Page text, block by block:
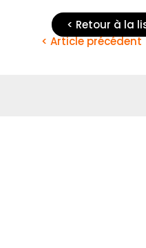
< Retour à la
< Article précédent